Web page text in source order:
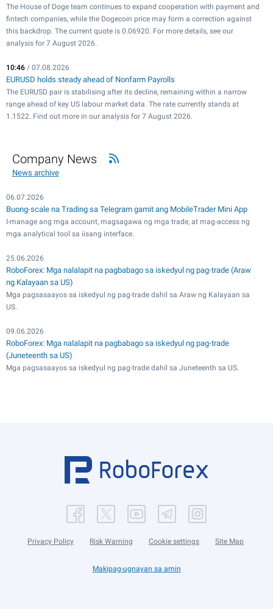
The House of Doge team continues to expand cooperation with payment and
fintech companies, while the Dogecoin price may form a correction against
this backdrop. The current quote is 0.06920. For more details, see our
analysis for 7 August 2026.
10:46 / 07.08.2026
EURUSD holds steady ahead of Nonfarm Payrolls
The EURUSD pair is stabilising after its decline, remaining within a narrow
range ahead of key US labour market data. The rate currently stands at
1.1522. Find out more in our analysis for 7 August 2026.
Company News
News archive
06.07.2026
Buong-scale na Trading sa Telegram gamit ang MobileTrader Mini App
I-manage ang mga account, magsagawa ng mga trade, at mag-access ng
mga analytical tool sa iisang interface.
25.06.2026
RoboForex: Mga nalalapit na pagbabago sa iskedyul ng pag-trade (Araw
ng Kalayaan sa US)
Mga pagsasaayos sa iskedyul ng pag-trade dahil sa Araw ng Kalayaan sa
US.
09.06.2026
RoboForex: Mga nalalapit na pagbabago sa iskedyul ng pag-trade
(Juneteenth sa US)
Mga pagsasaayos sa iskedyul ng pag-trade dahil sa Juneteenth sa US.
Privacy Policy Risk Warning Cookie settings Site Map
Makipag-ugnayan sa amin